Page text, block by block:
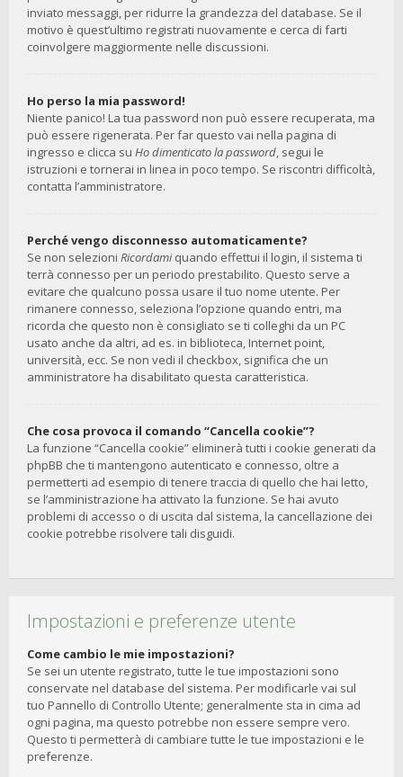
inviato messaggi, per ridurre la grandezza del database. Se il
motivo è quest’ultimo registrati nuovamente e cerca di farti
coinvolgere maggiormente nelle discussioni.
Ho perso la mia password!
Niente panico! La tua password non può essere recuperata, ma
può essere rigenerata. Per far questo vai nella pagina di
ingresso e clicca su Ho dimenticato la password, segui le
istruzioni e tornerai in linea in poco tempo. Se riscontri difficoltà,
contatta l’amministratore.
Perché vengo disconnesso automaticamente?
Se non selezioni Ricordamiquando effettui il login, il sistema ti
terrà connesso per un periodo prestabilito. Questo serve a
evitare che qualcuno possa usare il tuo nome utente. Per
rimanere connesso, seleziona l’opzione quando entri, ma
ricorda che questo non è consigliato se ti colleghi da un PC
usato anche da altri, ad es. in biblioteca, Internet point,
università, ecc. Se non vedi il checkbox, significa che un
amministratore ha disabilitato questa caratteristica.
Che cosa provoca il comando “Cancella cookie”?
La funzione “Cancella cookie” eliminerà tutti i cookie generati da
phpBB che ti mantengono autenticato e connesso, oltre a
permetterti ad esempio di tenere traccia di quello che hai letto,
se l’amministrazione ha attivato la funzione. Se hai avuto
problemi di accesso o di uscita dal sistema, la cancellazione dei
cookie potrebbe risolvere tali disguidi.
Impostazioni e preferenze utente
Come cambio le mie impostazioni?
Se sei un utente registrato, tutte le tue impostazioni sono
conservate nel database del sistema. Per modificarle vai sul
tuo Pannello di Controllo Utente; generalmente sta in cima ad
ogni pagina, ma questo potrebbe non essere sempre vero.
Questo ti permetterà di cambiare tutte le tue impostazioni e le
preferenze.